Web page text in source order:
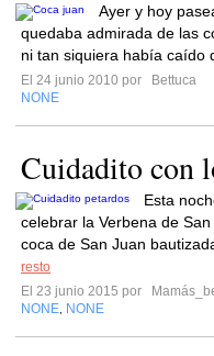
Ayer y hoy
quedaba admirada de las
ni tan siquiera había caído
El 24 junio 2010 por
Bettuca
NONE
Cuidadito con
Esta
celebrar la Verbena de
coca de San Juan
resto
El 23 junio 2015 por
NONE NONE